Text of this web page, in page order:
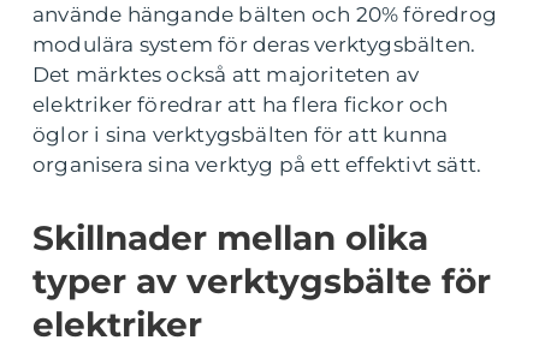
använde hängande bälten och 20% föredrog
modulära system för deras verktygsbälten.
Det märktes också att majoriteten av
elektriker föredrar att ha flera fickor och
öglor i sina verktygsbälten för att kunna
organisera sina verktyg på ett effektivt sätt.
Skillnader mellan olika
typer av verktygsbälte för
elektriker